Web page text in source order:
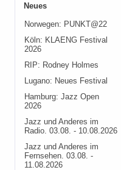
Neues
Norwegen: PUNKT@22
Köln: KLAENG Festival
2026
RIP: Rodney Holmes
Lugano: Neues Festival
Hamburg: Jazz Open
2026
Jazz und Anderes im
Radio. 03.08. - 10.08.2026
Jazz und Anderes im
Fernsehen. 03.08. -
11.08.2026